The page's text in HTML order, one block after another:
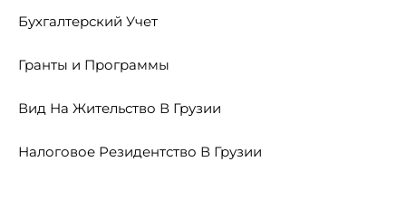
Бухгалтерский Учет
Гранты и Программы
Вид На Жительство В Грузии
Налоговое Резидентство В Грузии